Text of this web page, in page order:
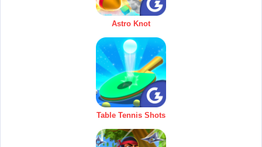
Astro Knot
Table Tennis Shots